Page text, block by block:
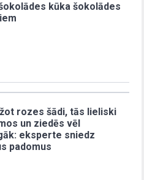
kūka šokolādes
rozes šādi, tās lieliski
un ziedēs vēl
eksperte sniedz
padomus